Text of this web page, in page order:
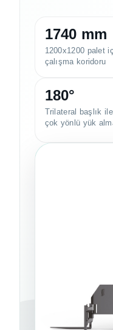
1740 mm
1200x1200 palet
çalışma koridoru
180°
Trilateral başlık ile
çok yönlü yük